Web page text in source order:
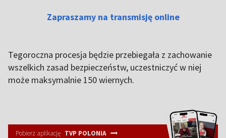
Zapraszamy na transmisję online
Tegoroczna procesja będzie przebiegała z zachowanie
wszelkich zasad bezpieczeństw, uczestniczyć w niej
może maksymalnie 150 wiernych.
Pobierz aplikację TVP POLONIA